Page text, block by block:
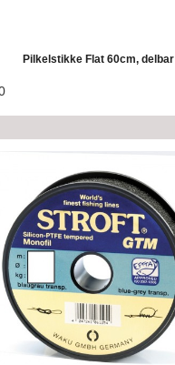
Pilkelstikke Flat 60cm, delbar